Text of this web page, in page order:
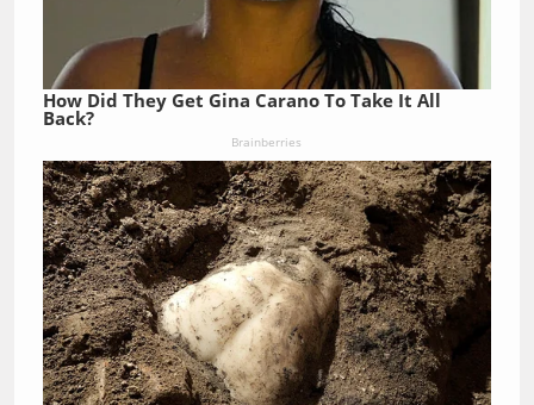
How Did They Get Gina Carano To Take It All
Back?
Brainberries